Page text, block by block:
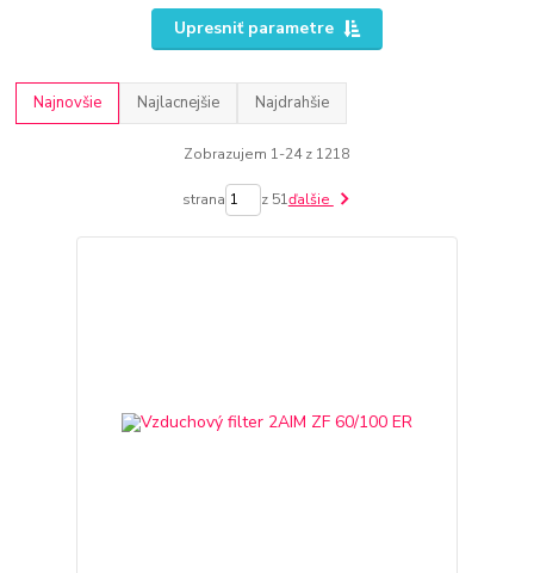
Upresniť parametre
Najnovšie Najlacnejšie Najdrahšie
Zobrazujem 1-24 z 1218
strana z 51ďalšie